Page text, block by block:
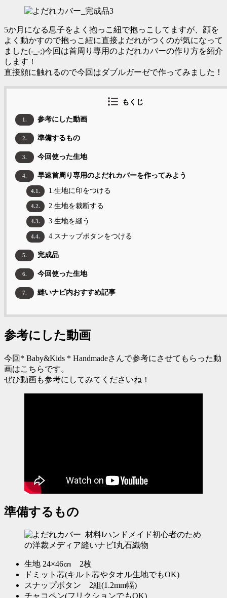
5か月になる息子をよく抱っこ紐で抱っこしてますが、顔を
よく動かすので抱っこ紐に直接よだれがつくのが気になって
ました(-_-;)今回は首周り専用のよだれカバーの作り方を紹介
します！
直接顔に触れるので今回はダブルガーゼで作ってみました！
もくじ
1. 参考にした動画
2. 準備するもの
3. 今回使った生地
4. 早速首周り専用のよだれカバーを作ってみよう
4.1. 1.生地に印をつける
4.2. 2.生地を裁断する
4.3. 3.生地を縫う
4.4. 4.スナップボタンをつける
5. 完成品
6. 今回使った生地
7. 縫いナビ内おすすめ記事
参考にした動画
今回* Baby&Kids * Handmadeさんで参考にさせてもらった動
画はこちらです。
ぜひ動画も参考にしてみてくださいね！
準備するもの
生地 24×46㎝ 2枚
ドミット芯(キルト芯やタオル生地でもOK)
スナップボタン 2組(1.2mm幅)
チャコペン(フリクションでもOK)